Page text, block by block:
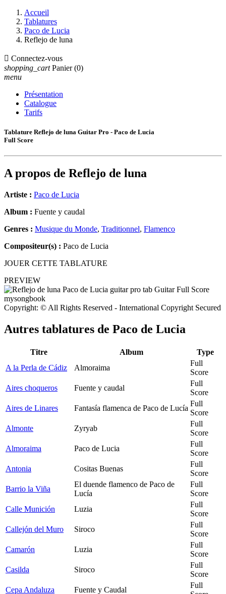
Accueil
Tablatures
Paco de Lucia
Reflejo de luna
 Connectez-vous
shopping_cart Panier (0)
menu
Présentation
Catalogue
Tarifs
Tablature Reflejo de luna Guitar Pro - Paco de Lucia
Full Score
A propos de Reflejo de luna
Artiste : Paco de Lucia
Album : Fuente y caudal
Genres : Musique du Monde, Traditionnel, Flamenco
Compositeur(s) : Paco de Lucia
JOUER CETTE TABLATURE
PREVIEW
Copyright: © All Rights Reserved - International Copyright Secured
Autres tablatures de Paco de Lucia
Titre Album
Type
A la Perla de Cádiz
Almoraima
Full
Score
Aires choqueros
Fuente y caudal
Full
Score
Aires de Linares
Fantasía flamenca de Paco de Lucía
Full
Score
Almonte
Zyryab
Full
Score
Almoraima
Paco de Lucia
Full
Score
Antonia
Cositas Buenas
Full
Score
Barrio la Viña
El duende flamenco de Paco de
Lucía
Full
Score
Calle Munición
Luzia
Full
Score
Callejón del Muro
Siroco
Full
Score
Camarón
Luzia
Full
Score
Casilda
Siroco
Full
Score
Cepa Andaluza
Fuente y Caudal
Full